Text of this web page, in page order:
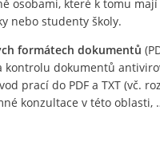
osobami, které k tomu
nebo studenty školy.
formátech dokumentů
dokumentů
prací do PDF a TXT (vč.
konzultace v této oblasti,